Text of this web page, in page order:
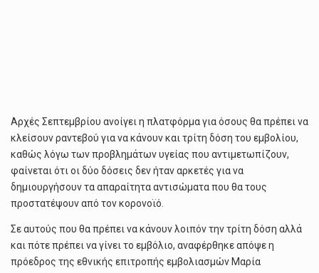
Αρχές Σεπτεμβρίου ανοίγει η πλατφόρμα για όσους θα πρέπει να
κλείσουν ραντεβού για να κάνουν και τρίτη δόση του εμβολίου,
καθώς λόγω των προβλημάτων υγείας που αντιμετωπίζουν,
φαίνεται ότι οι δύο δόσεις δεν ήταν αρκετές για να
δημιουργήσουν τα απαραίτητα αντισώματα που θα τους
προστατέψουν από τον κορονοϊό.
Σε αυτούς που θα πρέπει να κάνουν λοιπόν την τρίτη δόση αλλά
και πότε πρέπει να γίνει το εμβόλιο, αναφέρθηκε απόψε η
πρόεδρος της εθνικής επιτροπής εμβολιασμών Μαρία